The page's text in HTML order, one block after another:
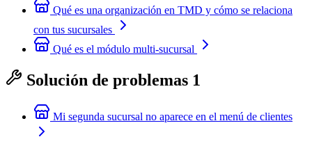
Qué es una organización en TMD y cómo se relaciona
con tus sucursales
Qué es el módulo multi-sucursal
Solución de problemas 1
Mi segunda sucursal no aparece en el menú de clientes